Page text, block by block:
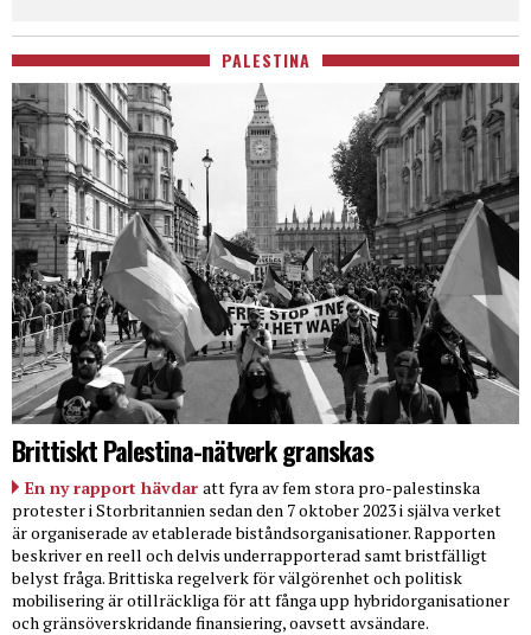
PALESTINA
Brittiskt Palestina-nätverk granskas
En ny rapport hävdar att fyra av fem stora pro-palestinska
protester i Storbritannien sedan den 7 oktober 2023 i själva verket
är organiserade av etablerade biståndsorganisationer. Rapporten
beskriver en reell och delvis underrapporterad samt bristfälligt
belyst fråga. Brittiska regelverk för välgörenhet och politisk
mobilisering är otillräckliga för att fånga upp hybridorganisationer
och gränsöverskridande finansiering, oavsett avsändare.